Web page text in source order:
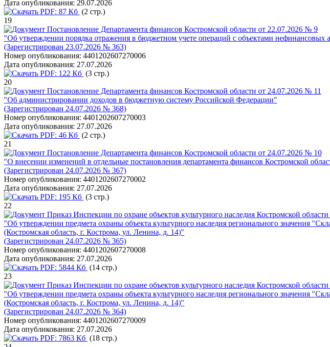
Дата опубликования: 29.07.2026
PDF: 87 Кб (2 стр.)
19
Постановление Департамента финансов Костромской области от 22.07.2026 № 9
"Об утверждении порядка отражения в бюджетном учете операций с объектами
(Зарегистрирован 23.07.2026 № 363)
Номер опубликования: 4401202607270006
Дата опубликования: 27.07.2026
PDF: 122 Кб (3 стр.)
20
Постановление Департамента финансов Костромской области от 24.07.2026 № 11
"Об администрировании доходов в бюджетную систему Российской Федерации"
(Зарегистрирован 24.07.2026 № 368)
Номер опубликования: 4401202607270003
Дата опубликования: 27.07.2026
PDF: 46 Кб (2 стр.)
21
Постановление Департамента финансов Костромской области от 24.07.2026 № 10
"О внесении изменений в отдельные постановления департамента финансов Костромской
(Зарегистрирован 24.07.2026 № 367)
Номер опубликования: 4401202607270002
Дата опубликования: 27.07.2026
PDF: 195 Кб (3 стр.)
22
Приказ Инспекции по охране объектов культурного наследия Костромской
"Об утверждении предмета охраны объекта культурного наследия регионального значения
(Костромская область, г. Кострома, ул. Ленина, д. 14)"
(Зарегистрирован 24.07.2026 № 365)
Номер опубликования: 4401202607270008
Дата опубликования: 27.07.2026
PDF: 5844 Кб (14 стр.)
23
Приказ Инспекции по охране объектов культурного наследия Костромской
"Об утверждении предмета охраны объекта культурного наследия регионального значения
(Костромская область, г. Кострома, ул. Ленина, д. 14)"
(Зарегистрирован 24.07.2026 № 364)
Номер опубликования: 4401202607270009
Дата опубликования: 27.07.2026
PDF: 7863 Кб (18 стр.)